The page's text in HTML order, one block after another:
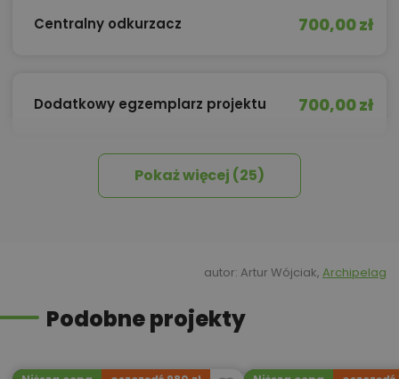
Centralny odkurzacz 700,00 zł
Dodatkowy egzemplarz projektu 700,00 zł
Dziennik Budowy
450,00 zł
Instalacja zagospodarowania
Pokaż więcej (25)
autor: Artur Wójciak, Archipelag
Podobne projekty